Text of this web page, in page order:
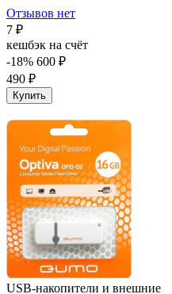
Отзывов нет
7 ₽
кешбэк на счёт
-18% 600 ₽
490 ₽
Купить
USB-накопители и внешние